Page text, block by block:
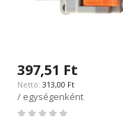
397,51 Ft
313,00 Ft
/ egységenként
Rating: